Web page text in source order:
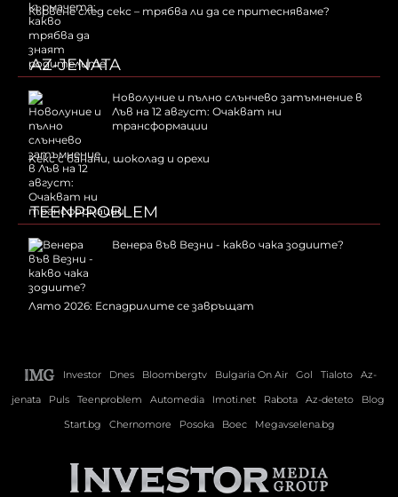
Кървене след секс – трябва ли да се притесняваме?
AZ-JENATA
Новолуние и пълно слънчево затъмнение в
Лъв на 12 август: Очакват ни
трансформации
Kекс с банани, шоколад и орехи
TEENPROBLEM
Венера във Везни - какво чака зодиите?
Лято 2026: Еспадрилите се завръщат
Investor Dnes Bloombergtv Bulgaria On Air Gol Tialoto
Az-
jenata
Puls Teenproblem Automedia Imoti.net Rabota Az-deteto
Blog
Start.bg
Chernomore Posoka Boec Megavselena.bg